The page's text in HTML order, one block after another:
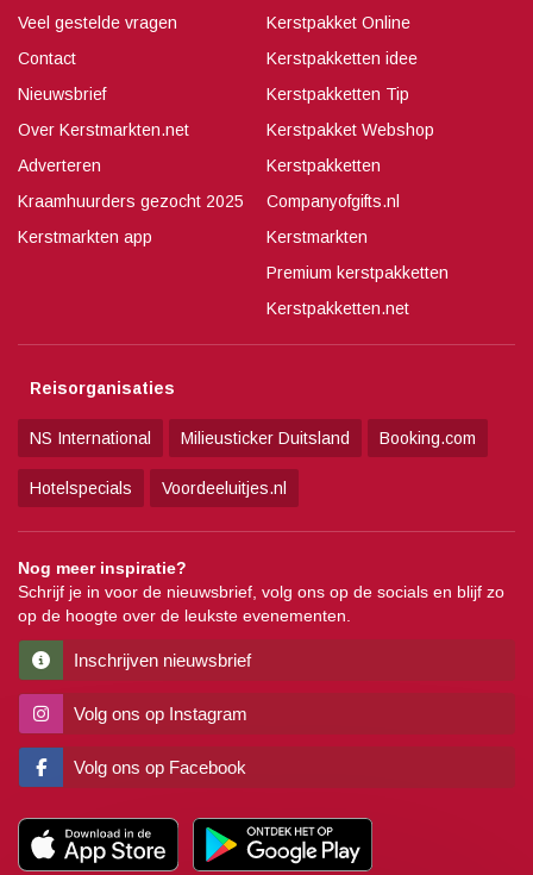
Veel gestelde vragen
Contact
Nieuwsbrief
Over Kerstmarkten.net
Adverteren
Kraamhuurders gezocht 2025
Kerstmarkten app
Kerstpakket Online
Kerstpakketten idee
Kerstpakketten Tip
Kerstpakket Webshop
Kerstpakketten
Companyofgifts.nl
Kerstmarkten
Premium kerstpakketten
Kerstpakketten.net
Reisorganisaties
NS International Milieusticker Duitsland Booking.com
Hotelspecials Voordeeluitjes.nl
Nog meer inspiratie?
Schrijf je in voor de nieuwsbrief, volg ons op de socials en blijf zo
op de hoogte over de leukste evenementen.
Inschrijven nieuwsbrief
Volg ons op Instagram
Volg ons op Facebook